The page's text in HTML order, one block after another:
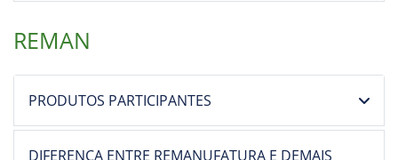
PRODUTOS PARTICIPANTES
DIFERENÇA ENTRE REMANUFATURA E DEMAIS